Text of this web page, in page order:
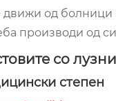
од
производи од
со
степен